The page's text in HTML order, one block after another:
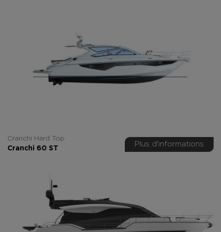
Cranchi Hard Top
Cranchi 60 ST
Plus d'informations